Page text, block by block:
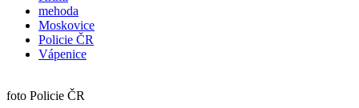
mehoda
Moskovice
Policie ČR
Vápenice
foto Policie ČR